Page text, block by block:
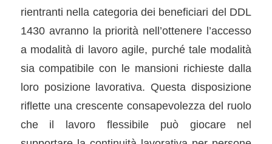
rientranti nella categoria dei beneficiari del DDL
1430 avranno la priorità nell’ottenere l’accesso
a modalità di lavoro agile, purché tale modalità
sia compatibile con le mansioni richieste dalla
loro posizione lavorativa. Questa disposizione
riflette una crescente consapevolezza del ruolo
che il lavoro flessibile può giocare nel